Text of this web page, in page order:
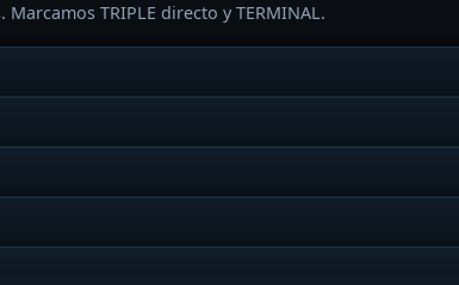
TRIPLE directo y TERMINAL.